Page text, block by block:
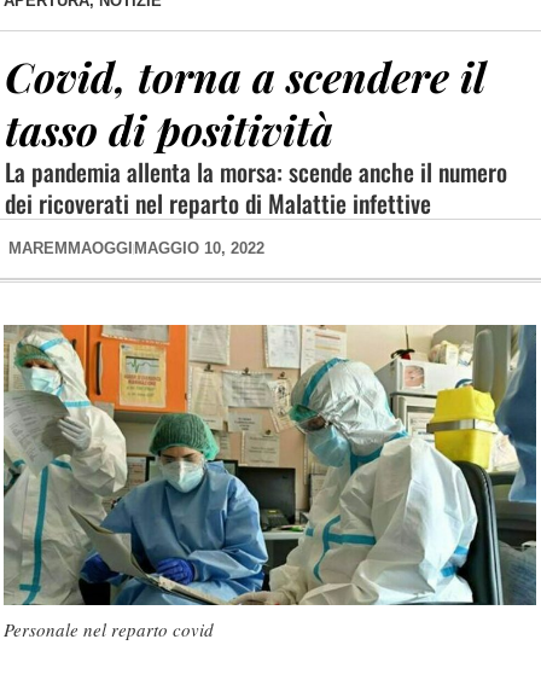
Covid, torna a scendere il
tasso di positività
La pandemia allenta la morsa: scende anche il numero
dei ricoverati nel reparto di Malattie infettive
MAREMMAOGGI MAGGIO 10, 2022
Personale nel reparto covid